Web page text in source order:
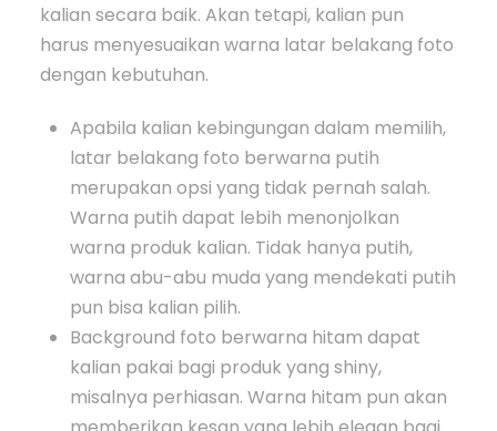
kalian secara baik. Akan tetapi, kalian pun
harus menyesuaikan warna latar belakang foto
dengan kebutuhan.
Apabila kalian kebingungan dalam memilih,
latar belakang foto berwarna putih
merupakan opsi yang tidak pernah salah.
Warna putih dapat lebih menonjolkan
warna produk kalian. Tidak hanya putih,
warna abu-abu muda yang mendekati putih
pun bisa kalian pilih.
Background foto berwarna hitam dapat
kalian pakai bagi produk yang shiny,
misalnya perhiasan. Warna hitam pun akan